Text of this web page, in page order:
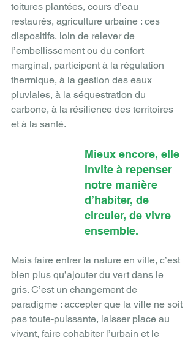
toitures plantées, cours d’eau
restaurés, agriculture urbaine : ces
dispositifs, loin de relever de
l’embellissement ou du confort
marginal, participent à la régulation
thermique, à la gestion des eaux
pluviales, à la séquestration du
carbone, à la résilience des territoires
et à la santé.
Mieux encore, elle
invite à repenser
notre manière
d’habiter, de
circuler, de vivre
ensemble.
Mais faire entrer la nature en ville, c’est
bien plus qu’ajouter du vert dans le
gris. C’est un changement de
paradigme : accepter que la ville ne soit
pas toute-puissante, laisser place au
vivant, faire cohabiter l’urbain et le